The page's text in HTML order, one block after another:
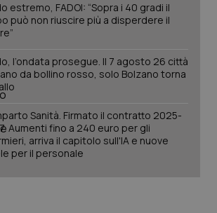
estremo, FADOI: “Sopra i 40 gradi il
può non riuscire più a disperdere il
l’ondata prosegue. Il 7 agosto 26 città
da bollino rosso, solo Bolzano torna
Sanità. Firmato il contratto 2025-
Aumenti fino a 240 euro per gli
arriva il capitolo sull'IA e nuove
per il personale
.quotidianosanita.it